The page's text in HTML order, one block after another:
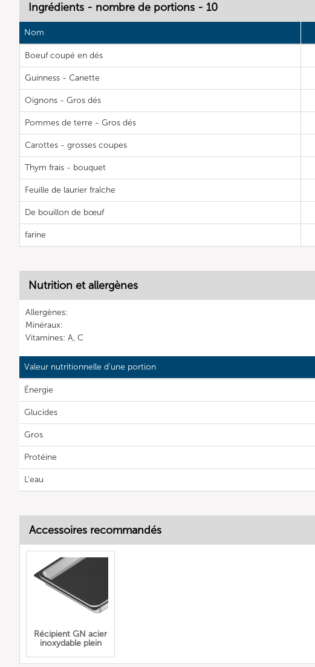
Ingrédients - nombre de portions - 10
Nom
Boeuf coupé en dés
Guinness - Canette
Oignons - Gros dés
Pommes de terre - Gros dés
Carottes - grosses coupes
Thym frais - bouquet
Feuille de laurier fraîche
De bouillon de bœuf
farine
Nutrition et allergènes
Allergènes:
Minéraux:
Vitamines: A, C
Valeur nutritionnelle d'une portion
Énergie
Glucides
Gros
Protéine
L'eau
Accessoires recommandés
Récipient GN acier
inoxydable plein